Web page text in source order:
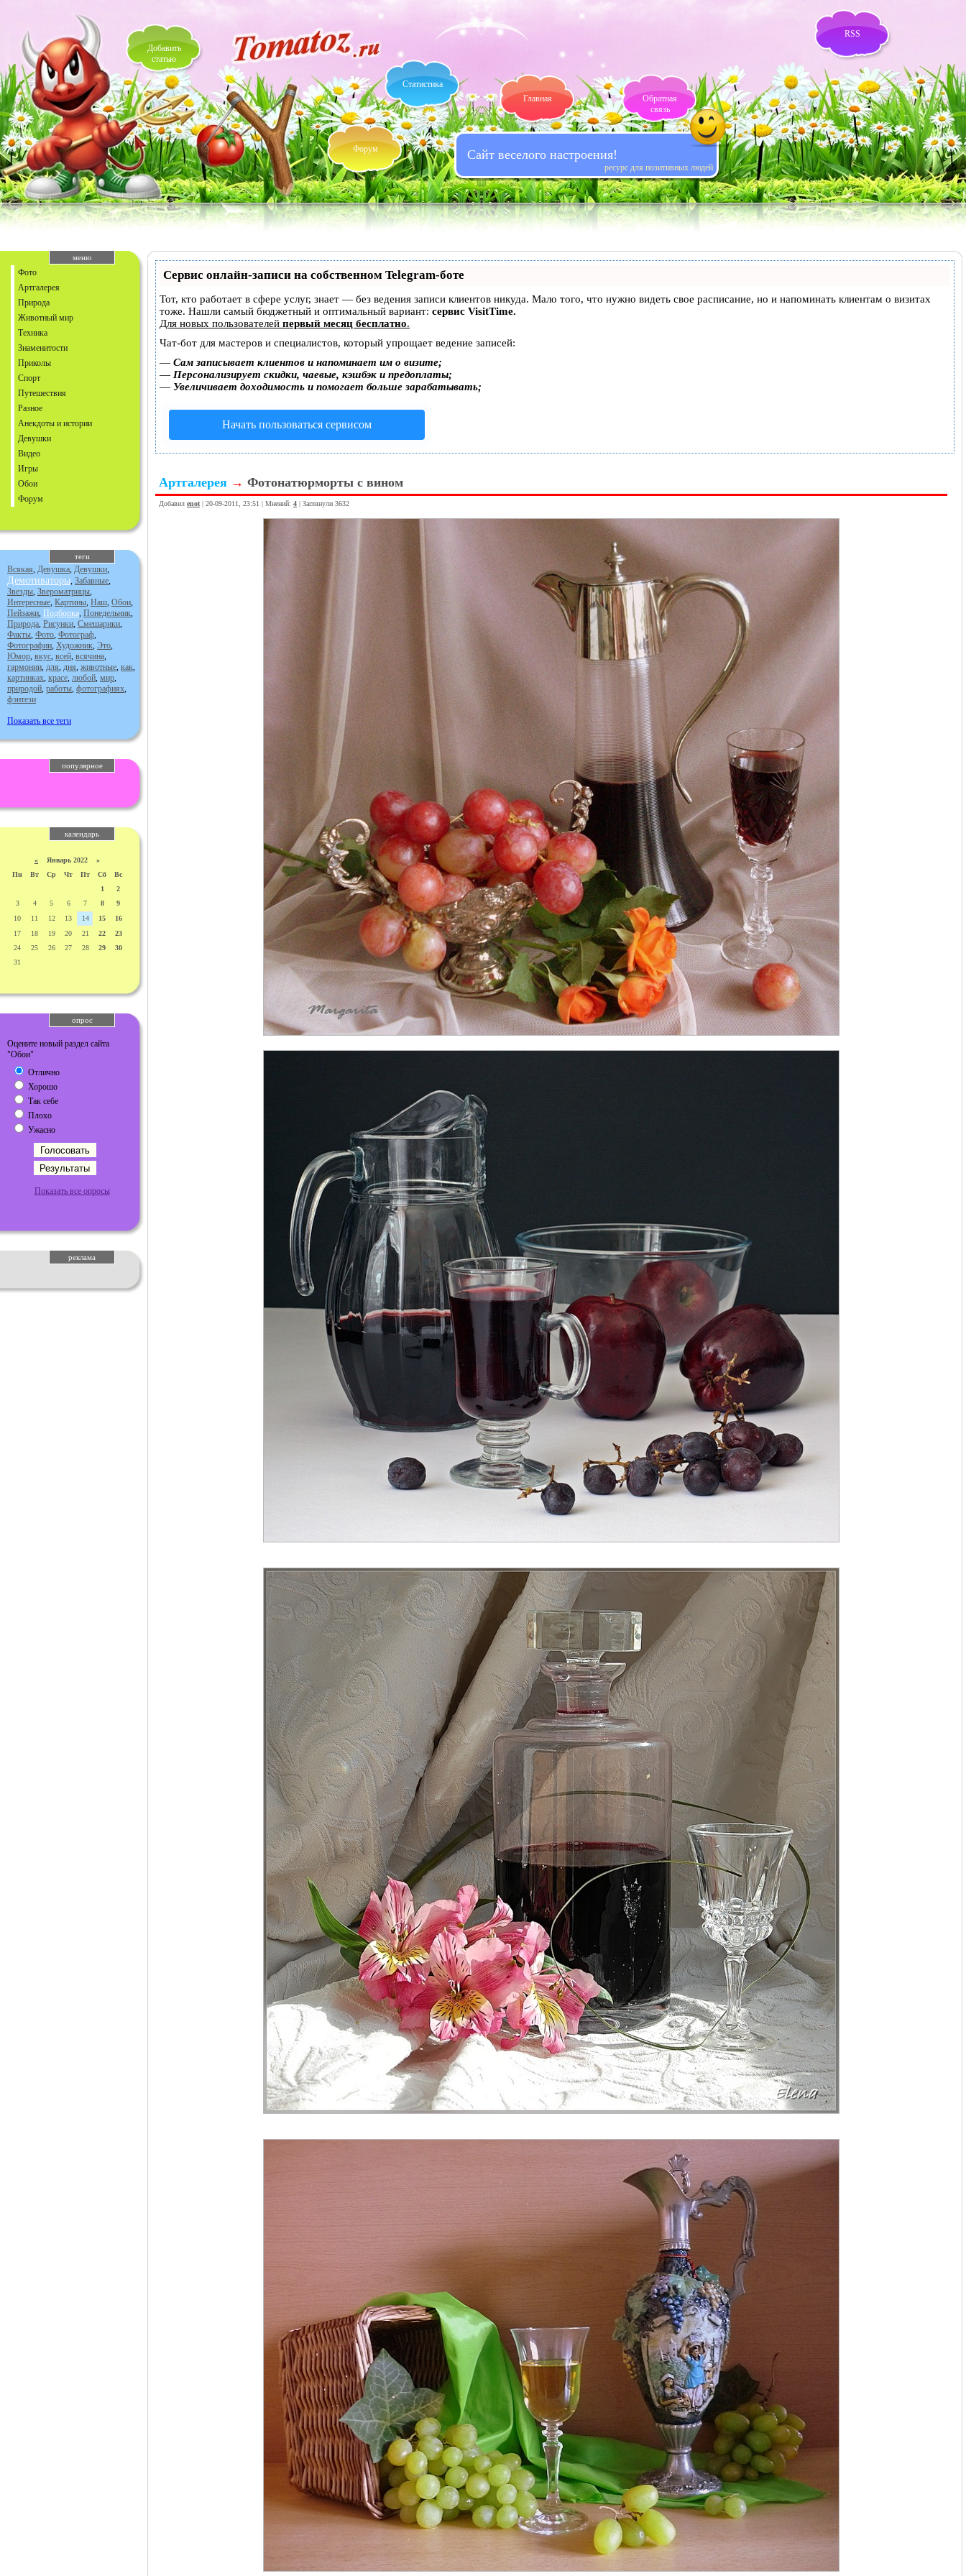
Сайт веселого настроения!
ресурс для позитивных людей
Добавить
статью
Главная
Форум
Статистика
RSS
Обратная
связь
меню
Фото
Артгалерея
Природа
Животный мир
Техника
Знаменитости
Приколы
Спорт
Путешествия
Разное
Анекдоты и истории
Девушки
Видео
Игры
Обои
Форум
теги
Всякая, Девушка, Девушки,
Демотиваторы, Забавные,
Звезды, Звероматрицы,
Интересные, Картины, Наш, Обои,
Пейзажи, Подборка, Понедельник,
Природа, Рисунки, Смешарики,
Факты, Фото, Фотограф,
Фотографии, Художник, Это,
Юмор, вкус, всей, всячина,
гармонии, для, дня, животные, как,
картинках, красе, любой, мир,
природой, работы, фотографиях,
фэнтези
Показать все теги
популярное
календарь
« Январь 2022 »
Пн
Вт Ср Чт Пт Сб
Вс
1
2
3
4 5 6 7 8
9
10
11 12 13 14 15
16
17
18 19 20 21 22
23
24
25 26 27 28 29
30
31
опрос
Оцените новый раздел сайта
"Обои"
Отлично
Хорошо
Так себе
Плохо
Ужасно
Показать все опросы
реклама
Сервис онлайн-записи на собственном Telegram-боте
Тот, кто работает в сфере услуг, знает — без ведения записи клиентов никуда. Мало того, что нужно видеть свое расписание, но и напоминать клиентам о визитах
тоже. Нашли самый бюджетный и оптимальный вариант: сервис VisitTime.
Для новых пользователей первый месяц бесплатно.
Чат-бот для мастеров и специалистов, который упрощает ведение записей:
— Сам записывает клиентов и напоминает им о визите;
— Персонализирует скидки, чаевые, кэшбэк и предоплаты;
— Увеличивает доходимость и помогает больше зарабатывать;
Начать пользоваться сервисом
Артгалерея → Фотонатюрморты с вином
Добавил enot | 20-09-2011, 23:51 | Мнений: 4 | Заглянули 3632